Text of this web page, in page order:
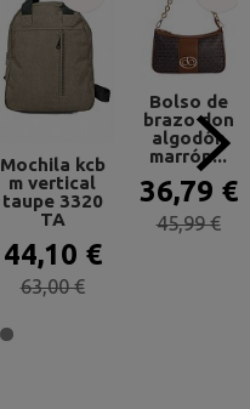
Mochila kcb
m vertical
taupe 3320
TA
44,10 €
63,00 €
Bolso de
brazo don
algodón
marrón...
36,79 €
45,99 €